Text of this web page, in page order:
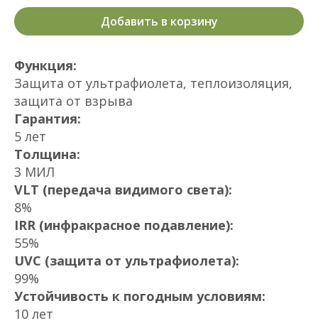
Добавить в корзину
Функция:
Защита от ультрафиолета, теплоизоляция,
защита от взрыва
Гарантия:
5 лет
Толщина:
3 МИЛ
VLT (передача видимого света):
8%
IRR (инфракрасное подавление):
55%
UVC (защита от ультрафиолета):
99%
Устойчивость к погодным условиям:
10 лет